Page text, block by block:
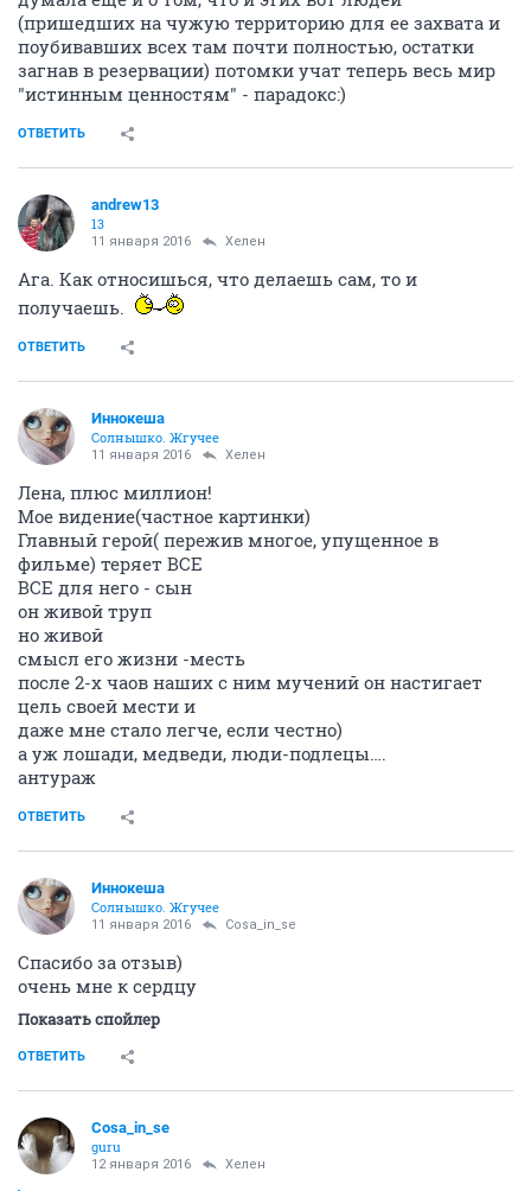
(пришедших на чужую территорию для ее захвата и
поубивавших всех там почти полностью, остатки
загнав в резервации) потомки учат теперь весь мир
"истинным ценностям" - парадокс:)
ОТВЕТИТЬ
andrew13
13
11 января 2016 Хелен
Ага. Как относишься, что делаешь сам, то и
получаешь.
ОТВЕТИТЬ
Иннокеша
Солнышко. Жгучее
11 января 2016 Хелен
Лена, плюс миллион!
Мое видение(частное картинки)
Главный герой( пережив многое, упущенное в
фильме) теряет ВСЕ
ВСЕ для него - сын
он живой труп
но живой
смысл его жизни -месть
после 2-х чаов наших с ним мучений он настигает
цель своей мести и
даже мне стало легче, если честно)
а уж лошади, медведи, люди-подлецы….
антураж
ОТВЕТИТЬ
Иннокеша
Солнышко. Жгучее
11 января 2016 Cosa_in_se
Спасибо за отзыв)
очень мне к сердцу
Показать спойлер
ОТВЕТИТЬ
Cosa_in_se
guru
12 января 2016 Хелен